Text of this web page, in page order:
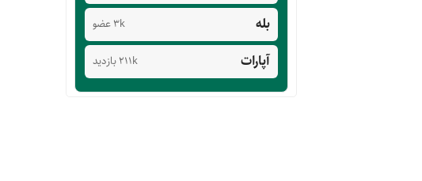
بله 3k عضو
آپارات 211k بازدید